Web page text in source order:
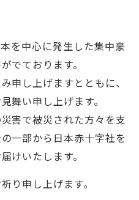
を中心に発生した集中豪
でております。
申し上げますとともに、
舞い申し上げます。
害で被災された方々を支
一部から日本赤十字社を
けいたします。
り申し上げます。